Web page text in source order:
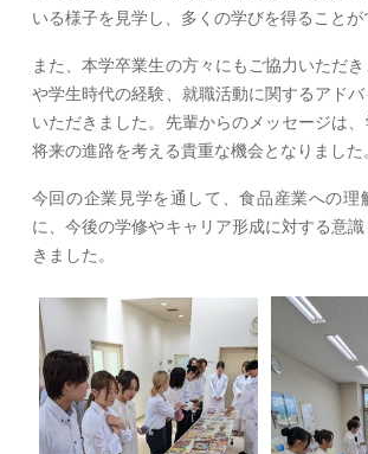
いる様子を見学し、多くの学びを得ることが
また、本学卒業生の方々にもご協力いただ
や学生時代の経験、就職活動に関するアド
いただきました。先輩からのメッセージは
将来の進路を考える貴重な機会となりました
今回の企業見学を通して、食品産業への理
に、今後の学修やキャリア形成に対する意
きました。